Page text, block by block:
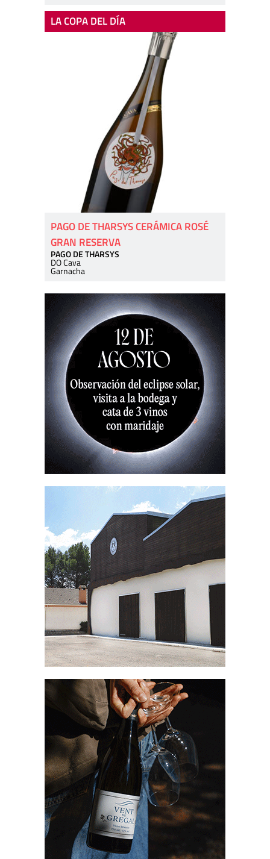
LA COPA DEL DÍA
PAGO DE THARSYS CERÁMICA ROSÉ
GRAN RESERVA
PAGO DE THARSYS
DO Cava
Garnacha